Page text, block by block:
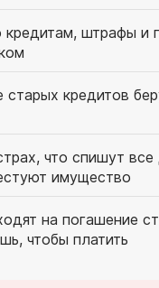
кредитам, штрафы и
старых кредитов
что спишут все
имущество
на погашение
чтобы платить